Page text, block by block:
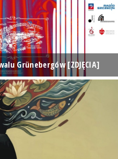
Grünebergów [ZDJĘCIA]